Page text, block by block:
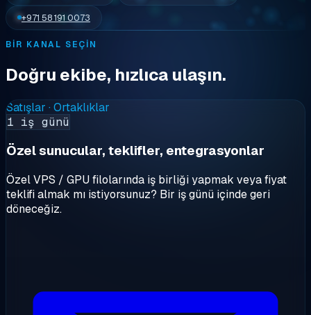
+971 58 191 0073
BIR KANAL SEÇIN
Doğru ekibe, hızlıca ulaşın.
Satışlar · Ortaklıklar
1 iş günü
Özel sunucular, teklifler, entegrasyonlar
Özel VPS / GPU filolarında iş birliği yapmak veya fiyat
teklifi almak mı istiyorsunuz? Bir iş günü içinde geri
döneceğiz.